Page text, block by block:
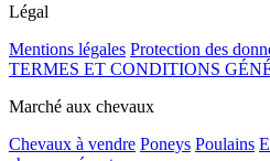
Légal
Mentions légales Protection des
TERMES ET CONDITIONS
Marché aux chevaux
Chevaux à vendre Poneys Poulains